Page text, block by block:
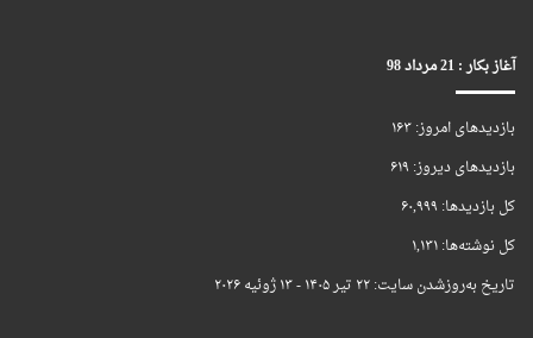
آغاز بکار : 21 مرداد 98
بازدیدهای امروز:۱۶۳
بازدیدهای دیروز: ۶۱۹
کل بازدیدها: ۶۰,۹۹۹
کل نوشته‌ها:۱,۱۳۱
تاریخ به‌روزشدن سایت:۲۲ تیر ۱۴۰۵ - ۱۳ ژوئیه ۲۰۲۶